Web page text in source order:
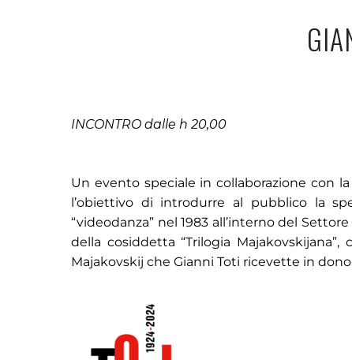
INCONTRO dalle h 20,00
Un evento speciale in collaborazione con
l’obiettivo di introdurre al pubblico la
“videodanza” nel 1983 all’interno del
della cosiddetta “Trilogia
Majakovskij che Gianni Toti ricevette in